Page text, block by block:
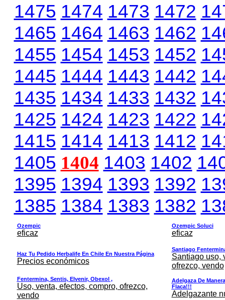
1475 1474 1473 1472
1465 1464 1463 1462
1455 1454 1453 1452
1445 1444 1443 1442
1435 1434 1433 1432
1425 1424 1423 1422
1415 1414 1413 1412
1405 1404 1403 1402
1395 1394 1393 1392
1385 1384 1383 1382
Ozempic
eficaz
Ozempic Soluci
eficaz
Haz Tu Pedido Herbalife En Chile En Nuestra Página
Precios económicos
Santiago
Santiago uso,
ofrezco, vendo
Fentermina, Sentis, Elvenir, Obexol ,
Uso, venta, efectos, compro, ofrezco,
vendo
Adelgaza De
Flaca!!!
Adelgazante